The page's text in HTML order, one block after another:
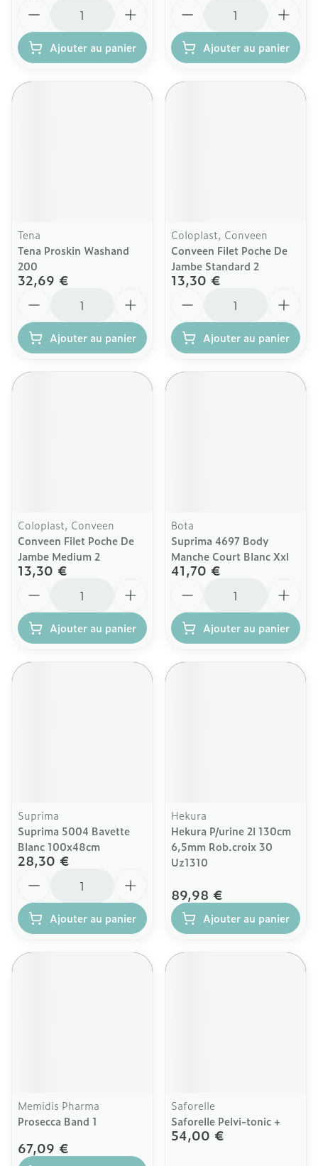
Ajouter au panier Ajouter au panier
Tena
Tena Proskin Washand
200
32,69 €
Ajouter au panier
Coloplast, Conveen
Conveen Filet Poche De
Jambe Standard 2
13,30 €
Ajouter au panier
Coloplast, Conveen
Conveen Filet Poche De
Jambe Medium 2
13,30 €
Ajouter au panier
Bota
Suprima 4697 Body
Manche Court Blanc Xxl
41,70 €
Ajouter au panier
Suprima
Suprima 5004 Bavette
Blanc 100x48cm
28,30 €
Ajouter au panier
Hekura
Hekura P/urine 2l 130cm
6,5mm Rob.croix 30
Uz1310
89,98 €
Ajouter au panier
Memidis Pharma
Prosecca Band 1
67,09 €
Saforelle
Saforelle Pelvi-tonic +
54,00 €